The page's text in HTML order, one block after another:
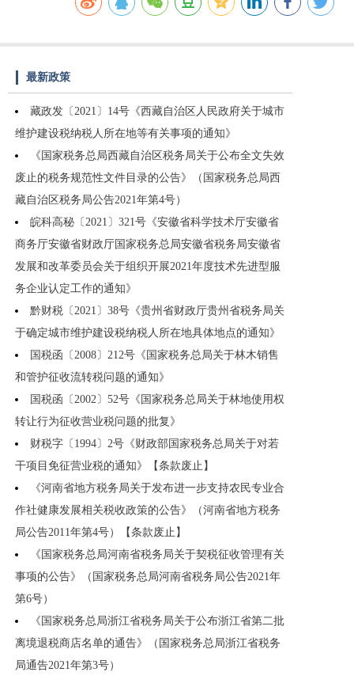
最新政策
藏政发〔2021〕14号《西藏自治区人民政府关于城市
维护建设税纳税人所在地等有关事项的通知》
《国家税务总局西藏自治区税务局关于公布全文失效
废止的税务规范性文件目录的公告》（国家税务总局西
藏自治区税务局公告2021年第4号）
皖科高秘〔2021〕321号《安徽省科学技术厅安徽省
商务厅安徽省财政厅国家税务总局安徽省税务局安徽省
发展和改革委员会关于组织开展2021年度技术先进型服
务企业认定工作的通知》
黔财税〔2021〕38号《贵州省财政厅贵州省税务局关
于确定城市维护建设税纳税人所在地具体地点的通知》
国税函〔2008〕212号《国家税务总局关于林木销售
和管护征收流转税问题的通知》
国税函〔2002〕52号《国家税务总局关于林地使用权
转让行为征收营业税问题的批复》
财税字〔1994〕2号《财政部国家税务总局关于对若
干项目免征营业税的通知》【条款废止】
《河南省地方税务局关于发布进一步支持农民专业合
作社健康发展相关税收政策的公告》（河南省地方税务
局公告2011年第4号）【条款废止】
《国家税务总局河南省税务局关于契税征收管理有关
事项的公告》（国家税务总局河南省税务局公告2021年
第6号）
《国家税务总局浙江省税务局关于公布浙江省第二批
离境退税商店名单的通告》（国家税务总局浙江省税务
局通告2021年第3号）